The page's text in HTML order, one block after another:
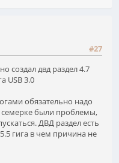
#27
создал двд раздел 4.7
USB 3.0
обязательно надо
семерке были проблемы,
ДВД раздел есть
гига в чем причина не